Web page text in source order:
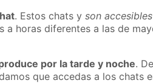
. Estos chats yson accesibles
a horas diferentes a las de
por la tarde y noche.
que accedas a los chats